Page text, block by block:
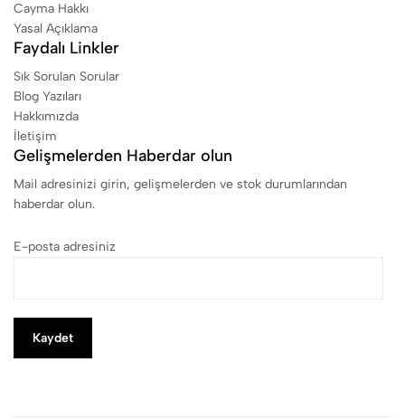
Cayma Hakkı
Yasal Açıklama
Faydalı Linkler
Sık Sorulan Sorular
Blog Yazıları
Hakkımızda
İletişim
Gelişmelerden Haberdar olun
Mail adresinizi girin, gelişmelerden ve stok durumlarından
haberdar olun.
E-posta adresiniz